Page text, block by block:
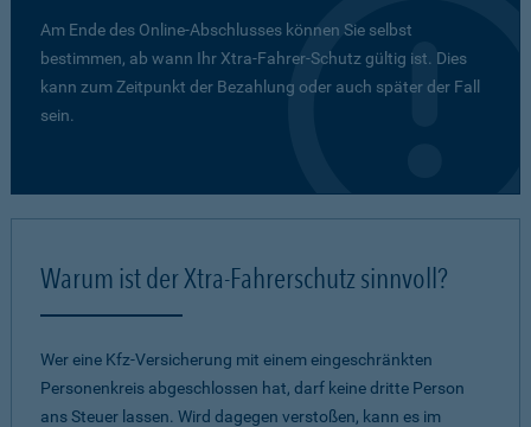
Am Ende des Online-Abschlusses können Sie selbst
bestimmen, ab wann Ihr Xtra-Fahrer-Schutz gültig ist. Dies
kann zum Zeitpunkt der Bezahlung oder auch später der Fall
sein.
Warum ist der Xtra-Fahrerschutz sinnvoll?
Wer eine Kfz-Versicherung mit einem eingeschränkten
Personenkreis abgeschlossen hat, darf keine dritte Person
ans Steuer lassen. Wird dagegen verstoßen, kann es im